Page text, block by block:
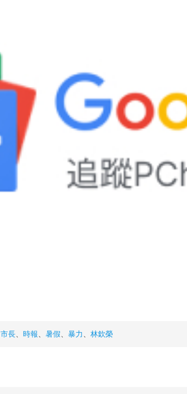
市長、 時報、 暑假、 暴力 、 林欽榮